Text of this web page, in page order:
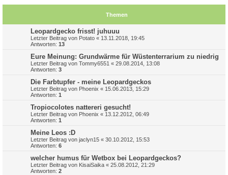
Themen
Leopardgecko frisst! juhuuu
Letzter Beitrag von Potato « 13.11.2018, 19:45
Antworten: 13
Eure Meinung: Grundwärme für Wüstenterrarium zu niedrig
Letzter Beitrag von Tommy6551 « 29.08.2014, 13:08
Antworten: 3
Die Farbtupfer - meine Leopardgeckos
Letzter Beitrag von Phoenix « 15.06.2013, 15:29
Antworten: 1
Tropiocolotes nattereri gesucht!
Letzter Beitrag von Phoenix « 13.12.2012, 06:49
Antworten: 1
Meine Leos :D
Letzter Beitrag von jaclyn15 « 30.10.2012, 15:53
Antworten: 6
welcher humus für Wetbox bei Leopardgeckos?
Letzter Beitrag von KisaiSaika « 25.08.2012, 21:29
Antworten: 2